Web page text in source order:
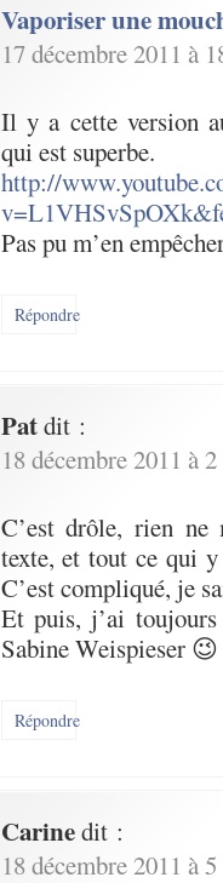
Vaporiser une
17 décembre 2011 à
Il y a cette version
qui est superbe.
http://
Pas pu m’en
Répondre
Patdit :
18 décembre 2011 à
C’est drôle, rien ne
texte, et tout ce qui
C’est compliqué, je
Et puis, j’ai
Sabine Weispieser 😉
Répondre
Carinedit :
18 décembre 2011 à